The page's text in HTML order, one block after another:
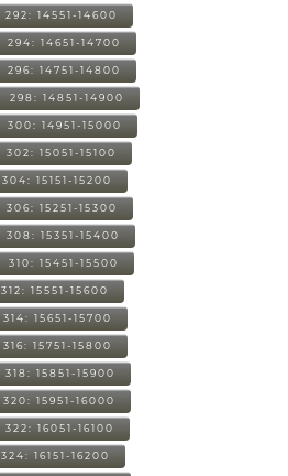
292: 14551-14600
294: 14651-14700
296: 14751-14800
298: 14851-14900
300: 14951-15000
302: 15051-15100
304: 15151-15200
306: 15251-15300
308: 15351-15400
310: 15451-15500
312: 15551-15600
314: 15651-15700
316: 15751-15800
318: 15851-15900
320: 15951-16000
322: 16051-16100
324: 16151-16200